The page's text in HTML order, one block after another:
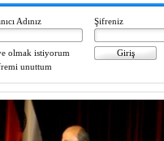
Adınız Şifreniz
olmak istiyorum
unuttum